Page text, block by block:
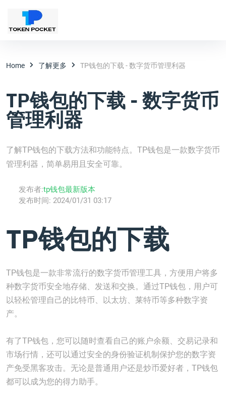
Home 了解更多 TP钱包的下载 - 数字货币管理利器
TP钱包的下载 - 数字货币
管理利器
了解TP钱包的下载方法和功能特点。TP钱包是一款数字货币
管理利器，简单易用且安全可靠。
发布者:tp钱包最新版本
发布时间: 2024/01/31 03:17
TP钱包的下载
TP钱包是一款非常流行的数字货币管理工具，方便用户将多
种数字货币安全地存储、发送和交换。通过TP钱包，用户可
以轻松管理自己的比特币、以太坊、莱特币等多种数字资
产。
有了TP钱包，您可以随时查看自己的账户余额、交易记录和
市场行情，还可以通过安全的身份验证机制保护您的数字资
产免受黑客攻击。无论是普通用户还是炒币爱好者，TP钱包
都可以成为您的得力助手。